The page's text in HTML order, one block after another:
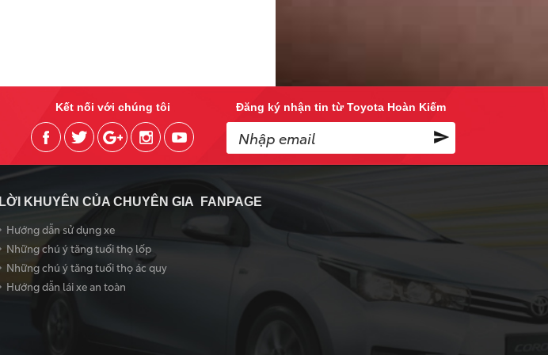
Kết nối với chúng tôi Đăng ký nhận tin từ Toyota Hoàn Kiếm
LỜI KHUYÊN CỦA CHUYÊN GIA
Hướng dẫn sử dụng xe
Những chú ý tăng tuổi thọ lốp
Những chú ý tăng tuổi thọ ác quy
Hướng dẫn lái xe an toàn
FANPAGE